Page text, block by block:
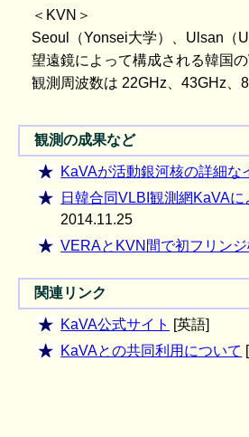
＜KVN＞
Seoul（Yonsei大学）、Ulsan（
望遠鏡によって構成される韓国
観測周波数は 22GHz、43GHz、
観測の成果など
KaVAが活動銀河核の詳細な
日韓合同VLBI観測網KaVA
2014.11.25
VERAとKVN間で初フリンジ
関連リンク
KaVA公式サイト [英語]
KaVAとの共同利用について